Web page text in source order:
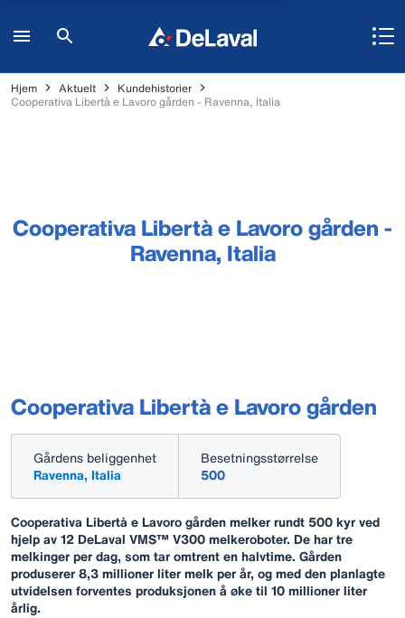
Hjem Aktuelt
Kundehistorier
Cooperativa Libertà e Lavoro gården - Ravenna, Italia
Cooperativa Libertà e Lavoro gården -
Ravenna, Italia
Cooperativa Libertà e Lavoro gården
Gårdens beliggenhet
Ravenna, Italia
Besetningsstørrelse
500
Cooperativa Libertà e Lavoro gården melker rundt 500 kyr ved
hjelp av 12 DeLaval VMS™ V300 melkeroboter. De har tre
melkinger per dag, som tar omtrent en halvtime. Gården
produserer 8,3 millioner liter melk per år, og med den planlagte
utvidelsen forventes produksjonen å øke til 10 millioner liter
årlig.